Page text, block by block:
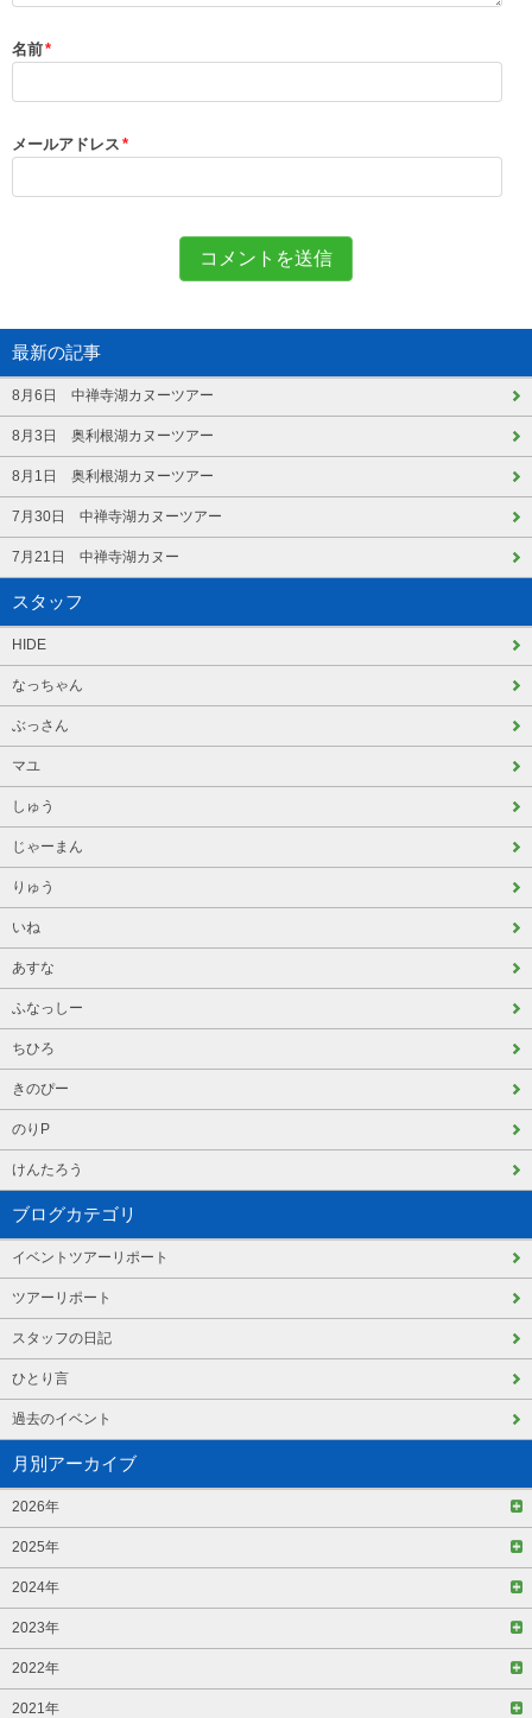
名前*
メールアドレス *
最新の記事
8月6日 中禅寺湖カヌーツアー
8月3日 奥利根湖カヌーツアー
8月1日 奥利根湖カヌーツアー
7月30日 中禅寺湖カヌーツアー
7月21日 中禅寺湖カヌー
スタッフ
HIDE
なっちゃん
ぶっさん
マユ
しゅう
じゃーまん
りゅう
いね
あすな
ふなっしー
ちひろ
きのぴー
のりP
けんたろう
ブログカテゴリ
イベントツアーリポート
ツアーリポート
スタッフの日記
ひとり言
過去のイベント
月別アーカイブ
2026年
2025年
2024年
2023年
2022年
2021年